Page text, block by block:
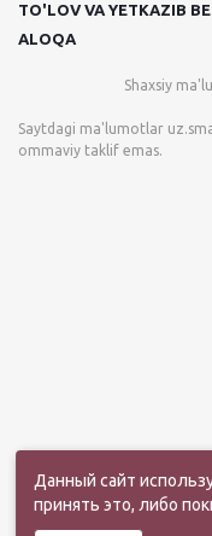
Данный сайт
принять это, либо
TO'LOV VA YETKAZIB
ALOQA
Shaxsiy
Saytdagi ma'lumotlar
ommaviy taklif emas.